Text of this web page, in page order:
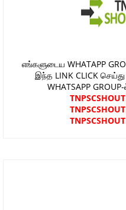
எங்களுடைய WHATAPP
இந்த LINK CLICK செய்து
WHATSAPP